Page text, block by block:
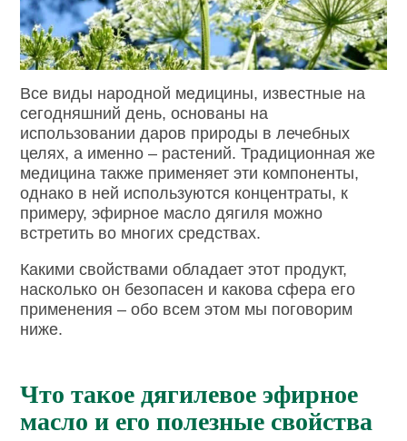
Все виды народной медицины, известные на
сегодняшний день, основаны на
использовании даров природы в лечебных
целях, а именно – растений. Традиционная же
медицина также применяет эти компоненты,
однако в ней используются концентраты, к
примеру, эфирное масло дягиля можно
встретить во многих средствах.
Какими свойствами обладает этот продукт,
насколько он безопасен и какова сфера его
применения – обо всем этом мы поговорим
ниже.
Что такое дягилевое эфирное
масло и его полезные свойства